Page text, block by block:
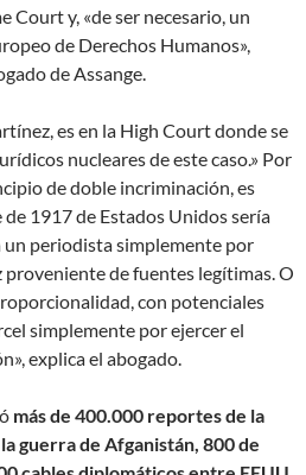
Court y, «de ser necesario, un
de Derechos Humanos»,
de Assange.
es en la High Court donde se
nucleares de este caso.» Por
de doble incriminación, es
de 1917 de Estados Unidos sería
un periodista simplemente por
de fuentes legítimas. O
con potenciales
simplemente por ejercer el
explica el abogado.
más de 400.000 reportes de la
guerra de Afganistán, 800 de